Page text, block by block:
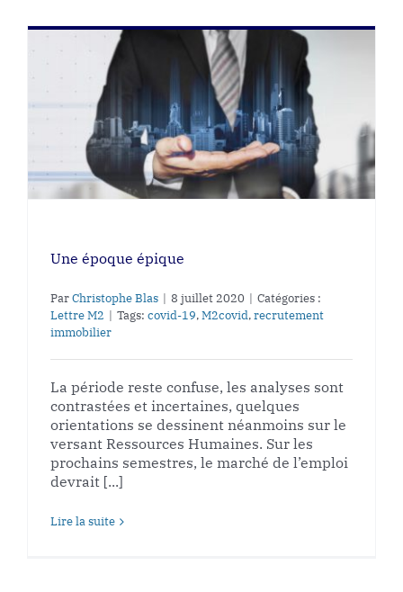
Une époque épique
ParChristophe Blas | 8 juillet 2020 | Catégories :
Lettre M2 | Tags: covid-19,M2covid,recrutement
immobilier
La période reste confuse, les analyses sont
contrastées et incertaines, quelques
orientations se dessinent néanmoins sur le
versant Ressources Humaines. Sur les
prochains semestres, le marché de l’emploi
devrait [...]
Lire la suite